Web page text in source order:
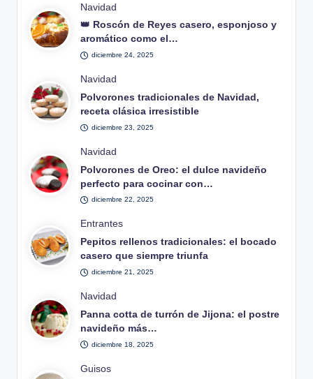
Publicado
en
Navidad
👑 Roscón de Reyes casero, esponjoso y
aromático como el…
diciembre 24, 2025
Publicado
en
Navidad
Polvorones tradicionales de Navidad,
receta clásica irresistible
diciembre 23, 2025
Publicado
en
Navidad
Polvorones de Oreo: el dulce navideño
perfecto para cocinar con…
diciembre 22, 2025
Publicado
en
Entrantes
Pepitos rellenos tradicionales: el bocado
casero que siempre triunfa
diciembre 21, 2025
Publicado
en
Navidad
Panna cotta de turrón de Jijona: el postre
navideño más…
diciembre 18, 2025
Publicado
Guisos